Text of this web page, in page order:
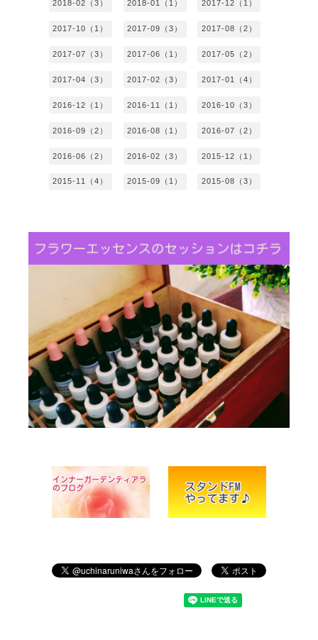
2018-02（3） 2018-01（1） 2017-12（1）
2017-10（1） 2017-09（3） 2017-08（2）
2017-07（3） 2017-06（1） 2017-05（2）
2017-04（3） 2017-02（3） 2017-01（4）
2016-12（1） 2016-11（1） 2016-10（3）
2016-09（2） 2016-08（1） 2016-07（2）
2016-06（2） 2016-02（3） 2015-12（1）
2015-11（4） 2015-09（1） 2015-08（3）